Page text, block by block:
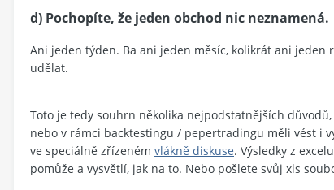
d) Pochopíte, že jeden obchod nic neznamená.
Ani jeden týden. Ba ani jeden měsíc, kolikrát ani
udělat.
Toto je tedy souhrn několika nejpodstatnějších
nebo v rámci backtestingu / pepertradingu měli vést i
ve speciálně zřízeném vlákně diskuse. Výsledky z
pomůže a vysvětlí, jak na to. Nebo pošlete svůj xls